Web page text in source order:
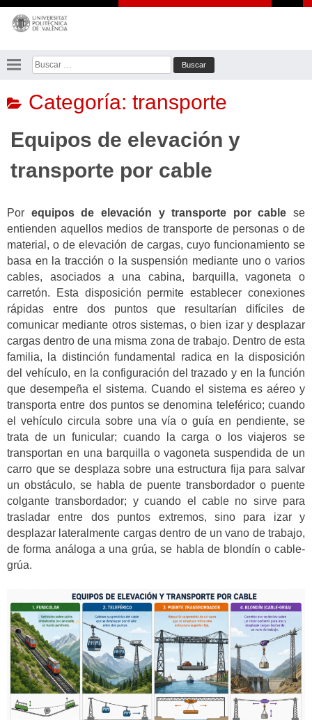
Saltar
contenido
Buscar:
Categoría: transporte
Equipos de elevación y
transporte por cable
Por equipos de elevación y transporte por cable se
entienden aquellos medios de transporte de personas o de
material, o de elevación de cargas, cuyo funcionamiento se
basa en la tracción o la suspensión mediante uno o varios
cables, asociados a una cabina, barquilla, vagoneta o
carretón. Esta disposición permite establecer conexiones
rápidas entre dos puntos que resultarían difíciles de
comunicar mediante otros sistemas, o bien izar y desplazar
cargas dentro de una misma zona de trabajo. Dentro de esta
familia, la distinción fundamental radica en la disposición
del vehículo, en la configuración del trazado y en la función
que desempeña el sistema. Cuando el sistema es aéreo y
transporta entre dos puntos se denomina teleférico; cuando
el vehículo circula sobre una vía o guía en pendiente, se
trata de un funicular; cuando la carga o los viajeros se
transportan en una barquilla o vagoneta suspendida de un
carro que se desplaza sobre una estructura fija para salvar
un obstáculo, se habla de puente transbordador o puente
colgante transbordador; y cuando el cable no sirve para
trasladar entre dos puntos extremos, sino para izar y
desplazar lateralmente cargas dentro de un vano de trabajo,
de forma análoga a una grúa, se habla de blondín o cable-
grúa.